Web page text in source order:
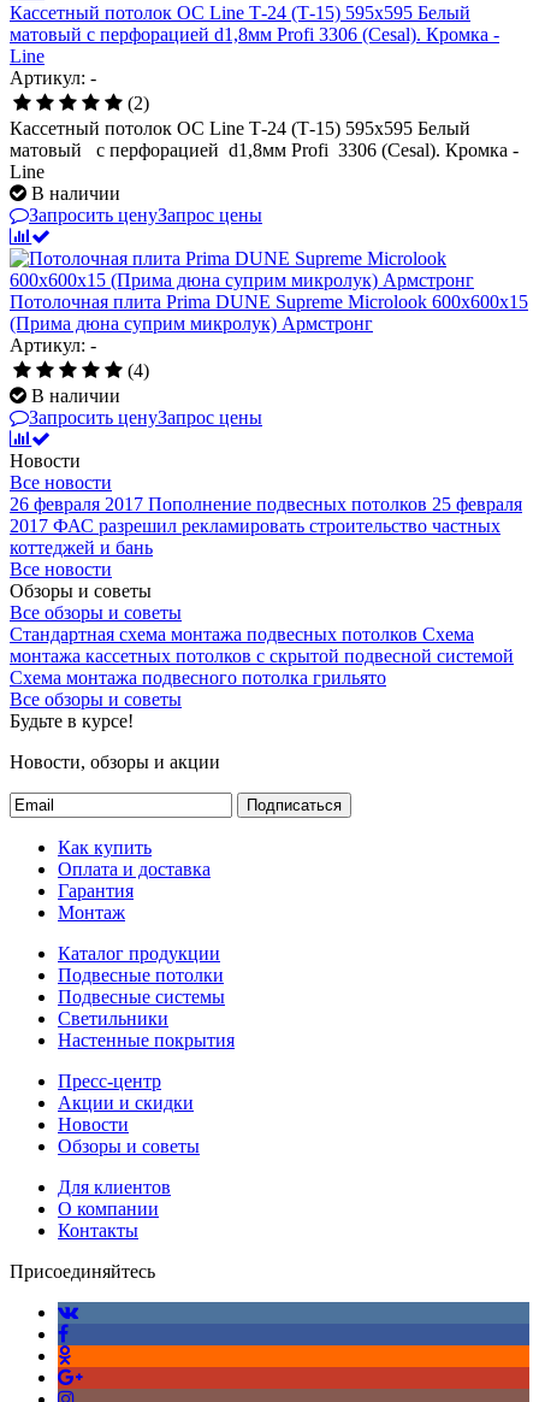
Кассетный потолок ОС Line Т-24 (Т-15) 595х595 Белый
матовый с перфорацией d1,8мм Profi 3306 (Cesal). Кромка -
Line
Артикул: -
(2)
Кассетный потолок ОС Line Т-24 (Т-15) 595х595 Белый
матовый с перфорацией d1,8мм Profi 3306 (Cesal). Кромка -
Line
В наличии
Запросить ценуЗапрос цены
Потолочная плита Prima DUNE Supreme Microlook 600x600x15
(Прима дюна суприм микролук) Армстронг
Артикул: -
(4)
В наличии
Запросить ценуЗапрос цены
Новости
Все новости
26 февраля 2017 Пополнение подвесных потолков 25 февраля
2017 ФАС разрешил рекламировать строительство частных
коттеджей и бань
Все новости
Обзоры и советы
Все обзоры и советы
Стандартная схема монтажа подвесных потолков Схема
монтажа кассетных потолков с скрытой подвесной системой
Схема монтажа подвесного потолка грильято
Все обзоры и советы
Будьте в курсе!
Новости, обзоры и акции
Подписаться
Как купить
Оплата и доставка
Гарантия
Монтаж
Каталог продукции
Подвесные потолки
Подвесные системы
Светильники
Настенные покрытия
Пресс-центр
Акции и скидки
Новости
Обзоры и советы
Для клиентов
О компании
Контакты
Присоединяйтесь